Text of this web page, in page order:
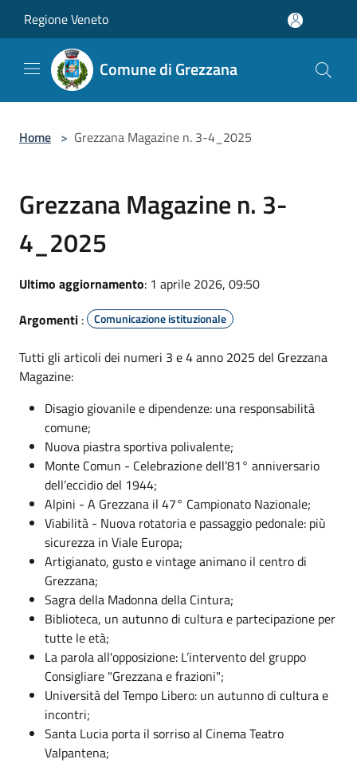
Regione Veneto
Comune di Grezzana
Home > Grezzana Magazine n. 3-4_2025
Grezzana Magazine n. 3-
4_2025
Ultimo aggiornamento: 1 aprile 2026, 09:50
Argomenti : Comunicazione istituzionale
Tutti gli articoli dei numeri 3 e 4 anno 2025 del Grezzana
Magazine:
Disagio giovanile e dipendenze: una responsabilità
comune;
Nuova piastra sportiva polivalente;
Monte Comun - Celebrazione dell’81° anniversario
dell’eccidio del 1944;
Alpini - A Grezzana il 47° Campionato Nazionale;
Viabilità - Nuova rotatoria e passaggio pedonale: più
sicurezza in Viale Europa;
Artigianato, gusto e vintage animano il centro di
Grezzana;
Sagra della Madonna della Cintura;
Biblioteca, un autunno di cultura e partecipazione per
tutte le età;
La parola all'opposizione: L’intervento del gruppo
Consigliare "Grezzana e frazioni";
Università del Tempo Libero: un autunno di cultura e
incontri;
Santa Lucia porta il sorriso al Cinema Teatro
Valpantena;